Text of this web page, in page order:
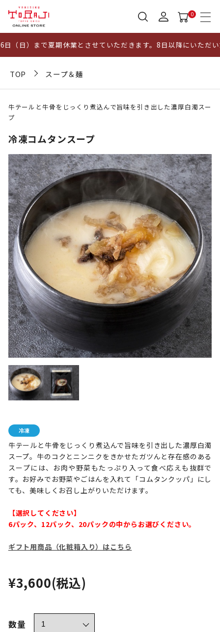
0
）まで夏期休業とさせていただきます。8日以降にいただいた
TOP スープ＆麺
牛テールと牛骨をじっくり煮込んで旨味を引き出した濃厚白濁スー
プ
冷凍コムタンスープ
牛テールと牛骨をじっくり煮込んで旨味を引き出した濃厚白濁
スープ。牛のコクとニンニクをきかせたガツんと存在感のある
スープには、お肉や野菜もたっぷり入って食べ応えも抜群で
す。お好みでお野菜やごはんを入れて「コムタンクッパ」にし
ても、美味しくお召し上がりいただけます。
【選択してください】
6パック、12パック、20パックの中からお選びください。
ギフト用商品（化粧箱入り）はこちら
¥3,600(税込)
数量